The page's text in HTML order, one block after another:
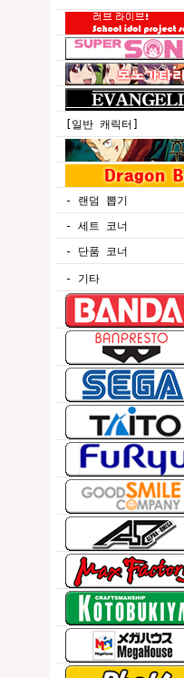
[일반 캐릭터]
- 랜덤 뽑기
- 세트 코너
- 단품 코너
- 기타